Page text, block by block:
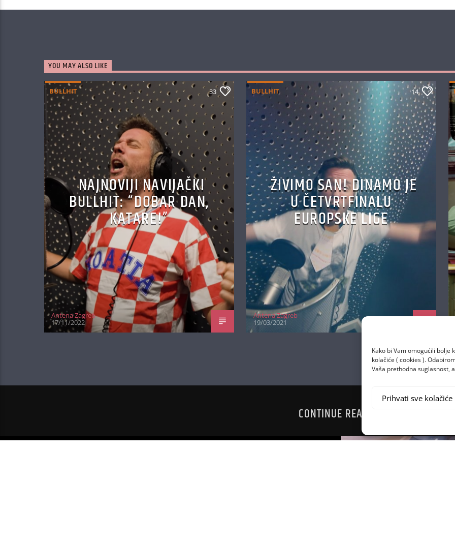
Kako bi Vam omogućili bolje
kolačiće ( cookies ).
Vaša prethodna suglasnost,
Prihvati sve kolačiće
YOU MAY ALSO LIKE
BULLHIT 33
NAJNOVIJI NAVIJAČKI
BULLHIT: “DOBAR DAN,
KATARE!”
Antena Zagreb
17/11/2022
BULLHIT 14
ŽIVIMO SAN! DINAMO JE
U ČETVRTFINALU
EUROPSKE LIGE
Antena Zagreb
19/03/2021
CONTINUE READING